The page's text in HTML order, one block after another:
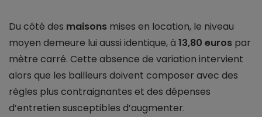
Du côté des maisons mises en location, le niveau
moyen demeure lui aussi identique, à 13,80 euros par
mètre carré. Cette absence de variation intervient
alors que les bailleurs doivent composer avec des
règles plus contraignantes et des dépenses
d’entretien susceptibles d’augmenter.